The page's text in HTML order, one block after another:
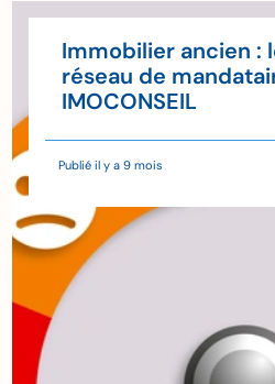
Immobilier ancien :
réseau de
IMOCONSEIL
Publié il y a 9 mois